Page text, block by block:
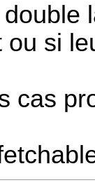
si
cas